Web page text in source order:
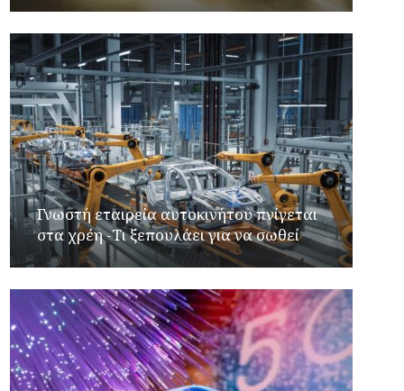
Γνωστή εταιρεία αυτοκινήτου πνίγεται
στα χρέη -Τι ξεπουλάει για να σωθεί